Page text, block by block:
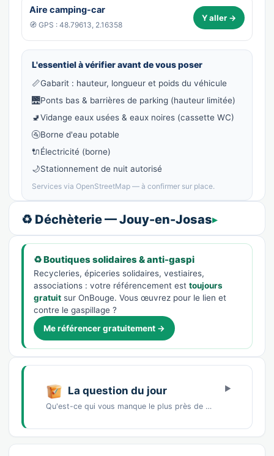
Aire camping-car
🧭 GPS : 48.79613, 2.16358
Y aller →
L'essentiel à vérifier avant de vous poser
📏Gabarit : hauteur, longueur et poids du véhicule
🌉Ponts bas & barrières de parking (hauteur limitée)
🚽Vidange eaux usées & eaux noires (cassette WC)
🚰Borne d'eau potable
🔌Électricité (borne)
🌙Stationnement de nuit autorisé
Services via OpenStreetMap — à confirmer sur place.
♻️ Déchèterie — Jouy-en-Josas
♻️ Boutiques solidaires & anti-gaspi
Recycleries, épiceries solidaires, vestiaires,
associations : votre référencement est toujours
gratuit sur OnBouge. Vous œuvrez pour le lien et
contre le gaspillage ?
Me référencer gratuitement →
La question du jour
Qu'est-ce qui vous manque le plus près de chez vous ?Un marché de producteursDes commerces…